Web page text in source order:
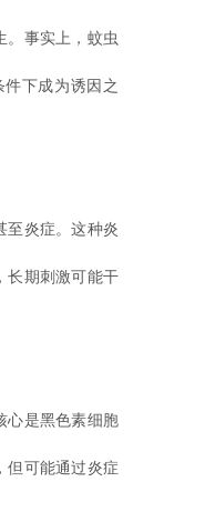
。事实上，蚊虫
下成为诱因之
炎症。这种炎
长期刺激可能干
是黑色素细胞
但可能通过炎症